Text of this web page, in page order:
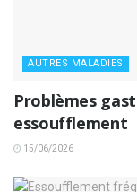
AUTRES MALADIES
Problèmes
essoufflement
15/06/2026